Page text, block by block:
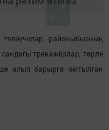
районыбызның
тренажёрлар, төрле
алып барырга омтылган